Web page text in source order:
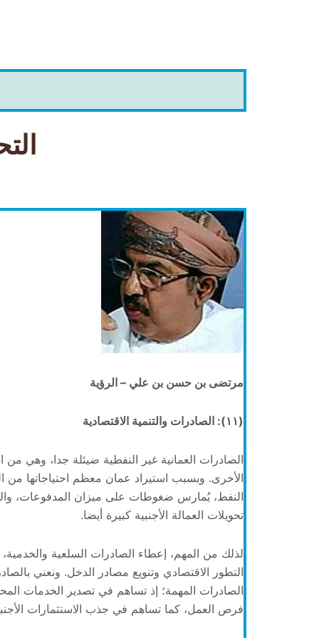
مرتضى بن حسن بن علي – الرؤية
(١١): الصادرات والتنمية الاقتصادية
الصادرات العمانية غير النفطية ضيئلة جدا، وهي من
الأخرى. وبسبب استيراد عمان معظم احتياجاتها من
النفط، يُمارس ضغوطات على ميزان المدفوعات،
تحويلات العمالة الأجنبية كبيرة أيضا.
لذلك من المهم، إعطاء الصادرات السلعية
التطور الاقتصادي وتنويع مصادر الدخل. ونعني
الصادرات المهمة؛ إذ تساهم في تصدير الخدمات
فرص العمل، كما تساهم في جذب الاستثمارات